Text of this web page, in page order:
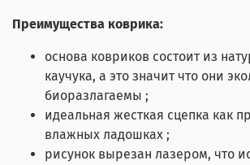
Преимущества коврика:
основа ковриков состоит из
каучука, а это значит что они
биоразлагаемы ;
идеальная жесткая сцепка как
влажных ладошках ;
рисунок вырезан лазером, что